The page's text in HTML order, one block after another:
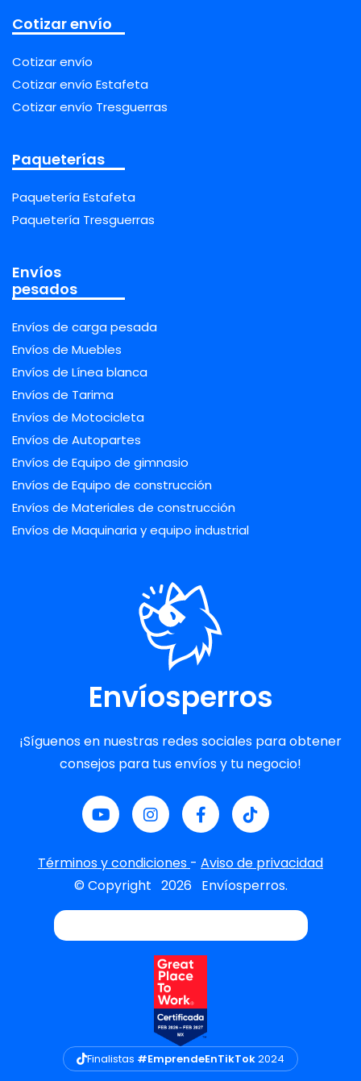
Cotizar envío
Cotizar envío
Cotizar envío Estafeta
Cotizar envío Tresguerras
Paqueterías
Paquetería Estafeta
Paquetería Tresguerras
Envíos
pesados
Envíos de carga pesada
Envíos de Muebles
Envíos de Línea blanca
Envíos de Tarima
Envíos de Motocicleta
Envíos de Autopartes
Envíos de Equipo de gimnasio
Envíos de Equipo de construcción
Envíos de Materiales de construcción
Envíos de Maquinaria y equipo industrial
Envíosperros
¡Síguenos en nuestras redes sociales para obtener
consejos para tus envíos y tu negocio!
Términos y condiciones - Aviso de privacidad
© Copyright 2026 Envíosperros.
Finalistas #EmprendeEnTikTok2024